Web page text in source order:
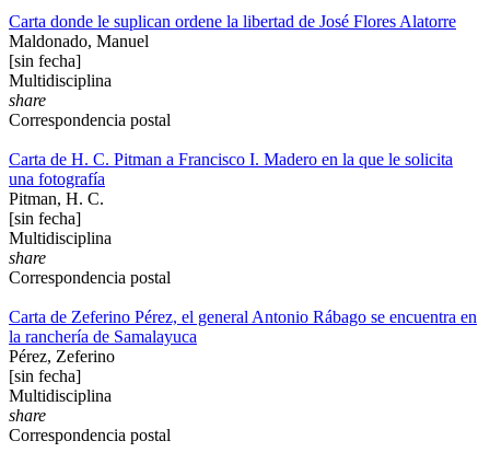
Carta donde le suplican ordene la libertad de José Flores Alatorre
Maldonado, Manuel
[sin fecha]
Multidisciplina
share
Correspondencia postal
Carta de H. C. Pitman a Francisco I. Madero en la que le solicita
una fotografía
Pitman, H. C.
[sin fecha]
Multidisciplina
share
Correspondencia postal
Carta de Zeferino Pérez, el general Antonio Rábago se encuentra en
la ranchería de Samalayuca
Pérez, Zeferino
[sin fecha]
Multidisciplina
share
Correspondencia postal